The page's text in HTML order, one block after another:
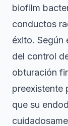
biofilm
conductos
éxito. Según
del control
obturación
preexistente
que su